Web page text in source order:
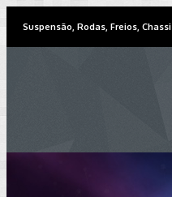
Suspensão, Rodas, Freios, Chassi